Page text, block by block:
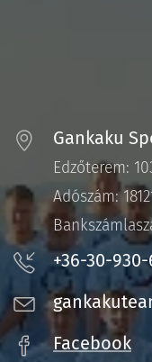
Gankaku
Edzőterem:
Adószám:
+36-30-930-
Facebook